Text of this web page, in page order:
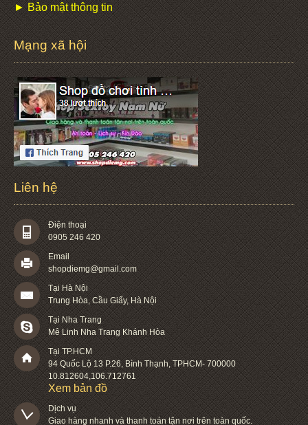
► Bảo mật thông tin
Mạng xã hội
Liên hệ
Điện thoại
0905 246 420
Email
shopdiemg@gmail.com
Tại Hà Nội
Trung Hòa, Cầu Giấy, Hà Nội
Tại Nha Trang
Mê Linh Nha Trang Khánh Hòa
Tại TP.HCM
94 Quốc Lộ 13 P.26,Bình Thạnh,TPHCM-700000
10.812604,106.712761
Xem bản đồ
Dịch vụ
Giao hàng nhanh và thanh toán tận nơi trên toàn quốc.